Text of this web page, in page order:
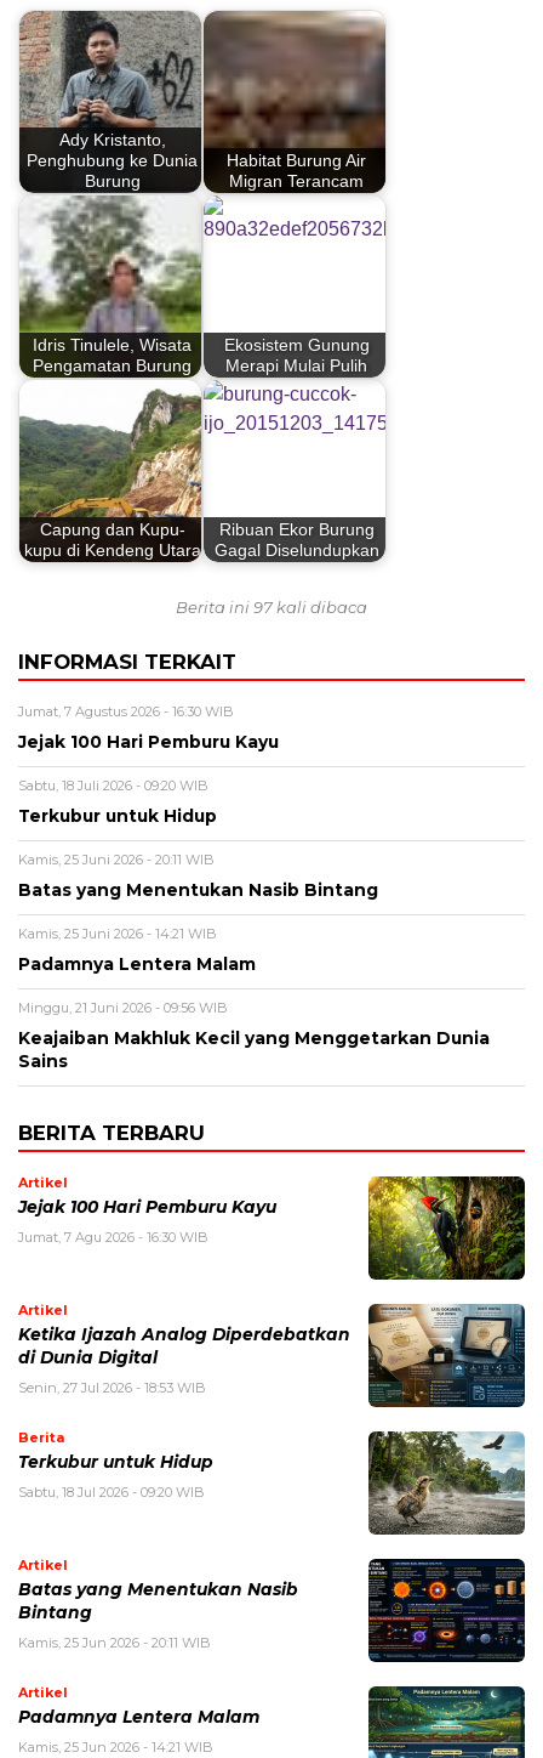
Ady Kristanto,
Penghubung ke Dunia
Burung
Habitat Burung Air
Migran Terancam
Idris Tinulele, Wisata
Pengamatan Burung
Ekosistem Gunung
Merapi Mulai Pulih
Capung dan Kupu-
kupu di Kendeng Utara
Ribuan Ekor Burung
Gagal Diselundupkan
Berita ini 97 kali dibaca
INFORMASI TERKAIT
Jumat, 7 Agustus 2026 - 16:30 WIB
Jejak 100 Hari Pemburu Kayu
Sabtu, 18 Juli 2026 - 09:20 WIB
Terkubur untuk Hidup
Kamis, 25 Juni 2026 - 20:11 WIB
Batas yang Menentukan Nasib Bintang
Kamis, 25 Juni 2026 - 14:21 WIB
Padamnya Lentera Malam
Minggu, 21 Juni 2026 - 09:56 WIB
Keajaiban Makhluk Kecil yang Menggetarkan Dunia
Sains
BERITA TERBARU
Artikel
Jejak 100 Hari Pemburu Kayu
Jumat, 7 Agu 2026 - 16:30 WIB
Artikel
Ketika Ijazah Analog Diperdebatkan
di Dunia Digital
Senin, 27 Jul 2026 - 18:53 WIB
Berita
Terkubur untuk Hidup
Sabtu, 18 Jul 2026 - 09:20 WIB
Artikel
Batas yang Menentukan Nasib
Bintang
Kamis, 25 Jun 2026 - 20:11 WIB
Artikel
Padamnya Lentera Malam
Kamis, 25 Jun 2026 - 14:21 WIB